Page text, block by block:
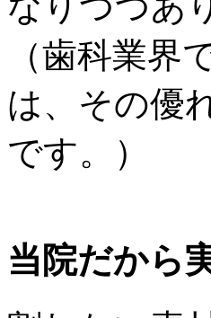
（歯科業
は、その優
です。）
当院だから